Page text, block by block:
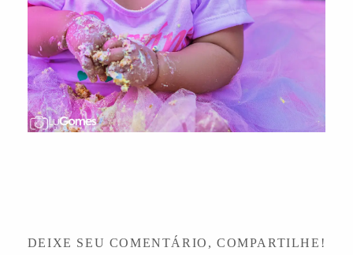
DEIXE SEU COMENTÁRIO, COMPARTILHE!